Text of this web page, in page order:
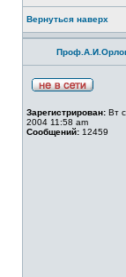
Вернуться наверх
Зарегистрирован: Вт
2004 11:58 am
Сообщений: 12459